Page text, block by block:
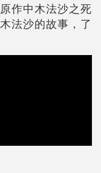
作中木法沙之死
法沙的故事，了